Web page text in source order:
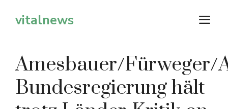
Inhaltvitalnews
Amesbauer/Fürweger/
Bundesregierung hält